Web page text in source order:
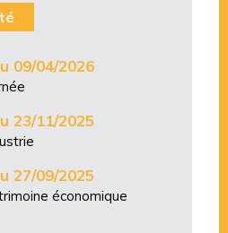
09/04/2026
23/11/2025
27/09/2025
économique